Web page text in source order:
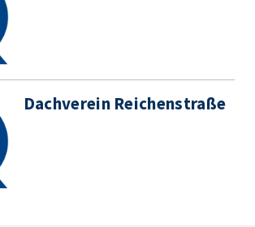
Dachverein Reichenstraße